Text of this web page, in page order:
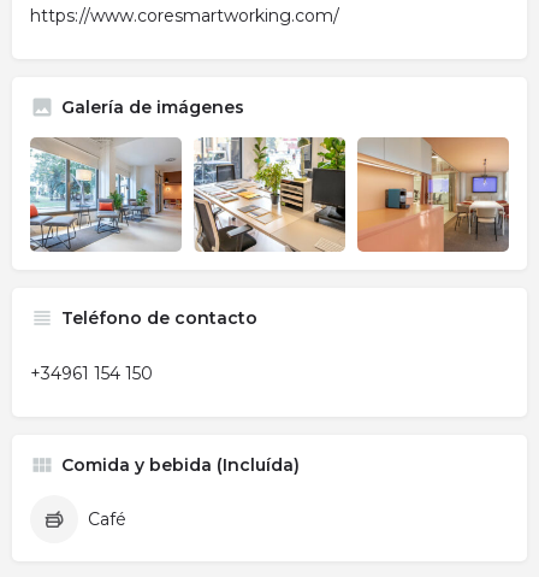
https://www.coresmartworking.com/
Galería de imágenes
Teléfono de contacto
+34961 154 150
Comida y bebida (Incluída)
Café